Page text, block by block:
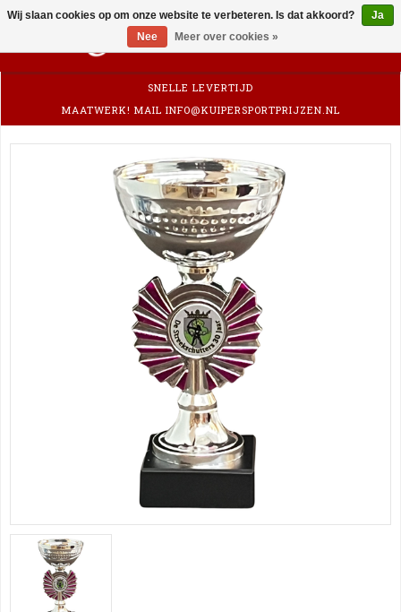
0
SNELLE LEVERTIJD
MAATWERK! MAIL INFO@KUIPERSPORTPRIJZEN.NL
Wij slaan cookies op om onze website te verbeteren. Is dat akkoord?
Ja
Nee
Meer over cookies »